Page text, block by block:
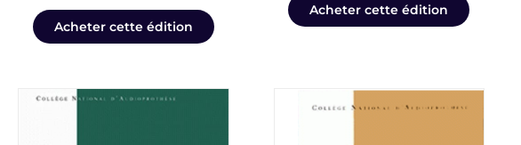
Acheter cette édition
Acheter cette édition